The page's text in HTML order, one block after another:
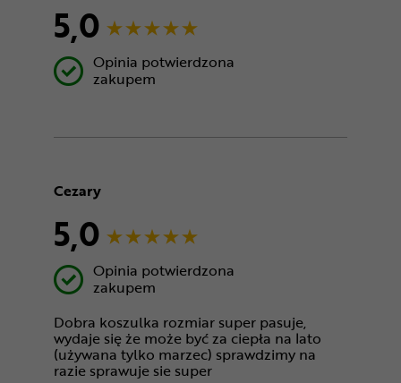
5,0
Opinia potwierdzona
zakupem
Cezary
5,0
Opinia potwierdzona
zakupem
Dobra koszulka rozmiar super pasuje,
wydaje się że może być za ciepła na lato
(używana tylko marzec) sprawdzimy na
razie sprawuje sie super